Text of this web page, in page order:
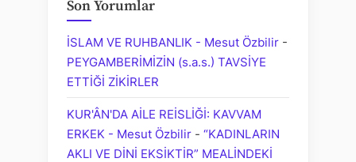
Son Yorumlar
İSLAM VE RUHBANLIK - Mesut Özbilir -
PEYGAMBERİMİZİN (s.a.s.) TAVSİYE
ETTİĞİ ZİKİRLER
KUR'ÂN'DA AİLE REİSLİĞİ: KAVVAM
ERKEK - Mesut Özbilir - “KADINLARIN
AKLI VE DİNİ EKSİKTİR” MEALİNDEKİ